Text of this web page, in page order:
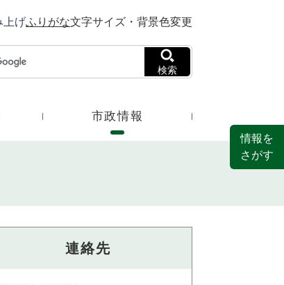
上げふりがな文字サイズ・背景色変更
検索
市政情報
連絡先
情報を
さがす